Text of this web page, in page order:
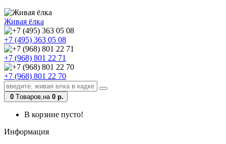
Живая ёлка
+7 (495) 363 05 08
+7 (968) 801 22 71
+7 (968) 801 22 70
0 Tоваров,на 0 р.
В корзине пусто!
Информация